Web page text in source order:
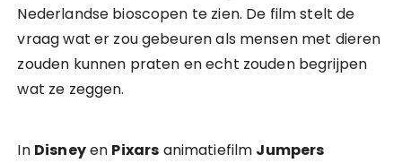
Nederlandse bioscopen te zien. De film stelt de
vraag wat er zou gebeuren als mensen met dieren
zouden kunnen praten en echt zouden begrijpen
wat ze zeggen.
In Disneyen Pixars animatiefilm Jumpers